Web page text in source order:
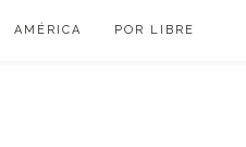
AMÉRICA POR LIBRE